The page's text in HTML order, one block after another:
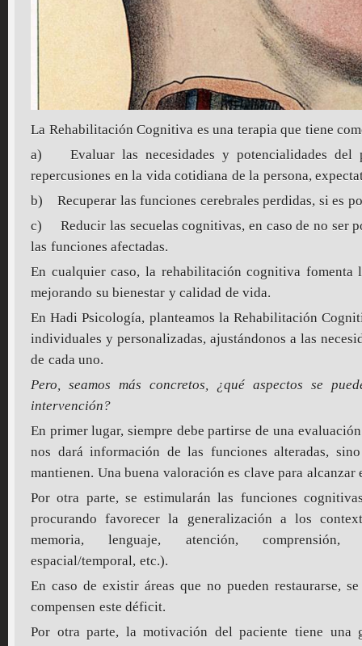
La Rehabilitación Cognitiva es una terapia que tiene
a) Evaluar las necesidades y potencialidades del
repercusiones en la vida cotidiana de la persona,
b) Recuperar las funciones cerebrales perdidas, si es
c) Reducir las secuelas cognitivas, en caso de no ser
las funciones afectadas.
En cualquier caso, la rehabilitación cognitiva fomenta
mejorando su bienestar y calidad de vida.
En Hadi Psicología, planteamos la Rehabilitación
individuales y personalizadas, ajustándonos a las
de cada uno.
Pero, seamos más concretos, ¿qué aspectos se
intervención?
En primer lugar, siempre debe partirse de una
nos dará información de las funciones alteradas,
mantienen. Una buena valoración es clave para
Por otra parte, se estimularán las funciones
procurando favorecer la generalización a los
memoria, lenguaje, atención, comprensión,
espacial/temporal, etc.).
En caso de existir áreas que no pueden restaurarse,
compensen este déficit.
Por otra parte, la motivación del paciente tiene una